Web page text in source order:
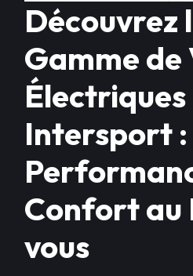
Découvrez
Gamme de
Électriques
Intersport :
Confort au
vous